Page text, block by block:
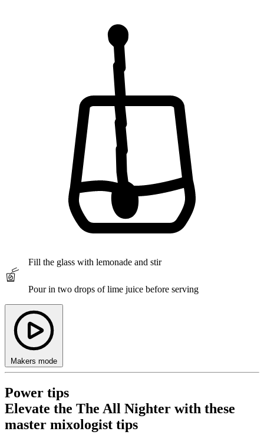
Fill the glass with lemonade and stir
Pourin two drops of lime juice before serving
Makers mode
Power tips
Elevate the The All Nighter with these
master mixologist tips